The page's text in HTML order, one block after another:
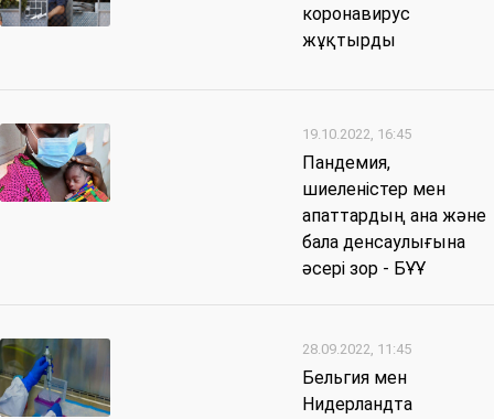
коронавирус
жұқтырды
19.10.2022, 16:45
Пандемия,
шиеленістер мен
апаттардың ана және
бала денсаулығына
әсері зор - БҰҰ
28.09.2022, 11:45
Бельгия мен
Нидерландта